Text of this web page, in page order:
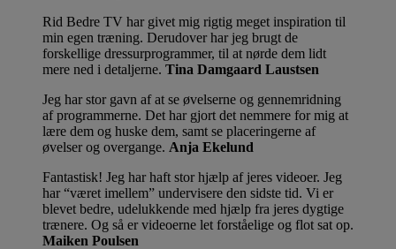
Rid Bedre TV har givet mig rigtig meget inspiration til
min egen træning. Derudover har jeg brugt de
forskellige dressurprogrammer, til at nørde dem lidt
mere ned i detaljerne. Tina Damgaard Laustsen
Jeg har stor gavn af at se øvelserne og gennemridning
af programmerne. Det har gjort det nemmere for mig at
lære dem og huske dem, samt se placeringerne af
øvelser og overgange. Anja Ekelund
Fantastisk! Jeg har haft stor hjælp af jeres videoer. Jeg
har “været imellem” undervisere den sidste tid. Vi er
blevet bedre, udelukkende med hjælp fra jeres dygtige
trænere. Og så er videoerne let forståelige og flot sat op.
Maiken Poulsen